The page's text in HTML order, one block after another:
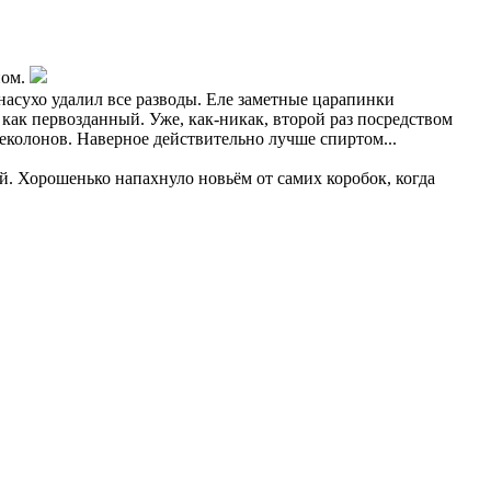
удалил все разводы. Еле заметные царапинки
первозданный. Уже, как-никак, второй раз посредством
Наверное действительно лучше спиртом...
Хорошенько напахнуло новьём от самих коробок, когда